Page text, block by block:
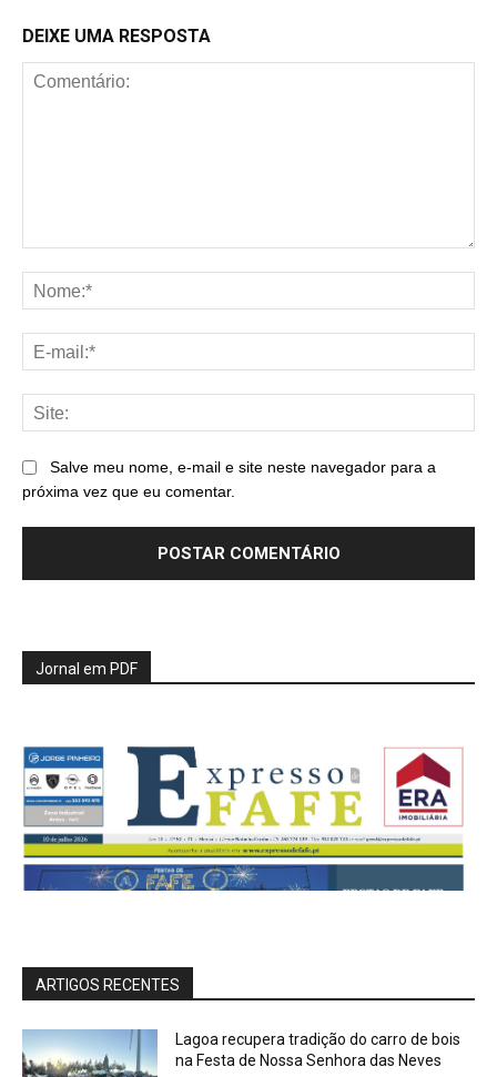
DEIXE UMA RESPOSTA
Salve meu nome, e-mail e site neste navegador para a
próxima vez que eu comentar.
Jornal em PDF
ARTIGOS RECENTES
Lagoa recupera tradição do carro de bois
na Festa de Nossa Senhora das Neves